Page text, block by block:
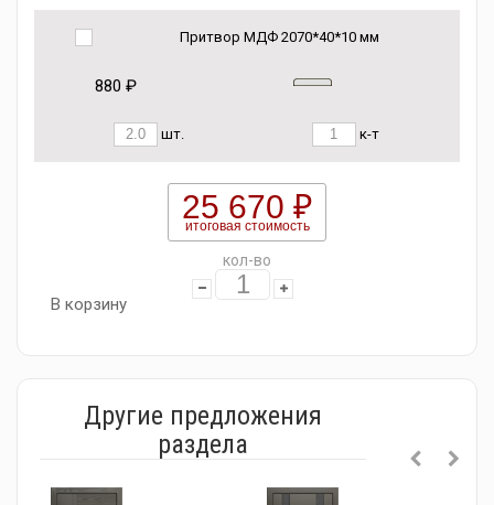
Притвор МДФ 2070*40*10 мм
880 ₽
шт. к-т
25 670 ₽
итоговая стоимость
кол-во
В корзину
Другие предложения
раздела